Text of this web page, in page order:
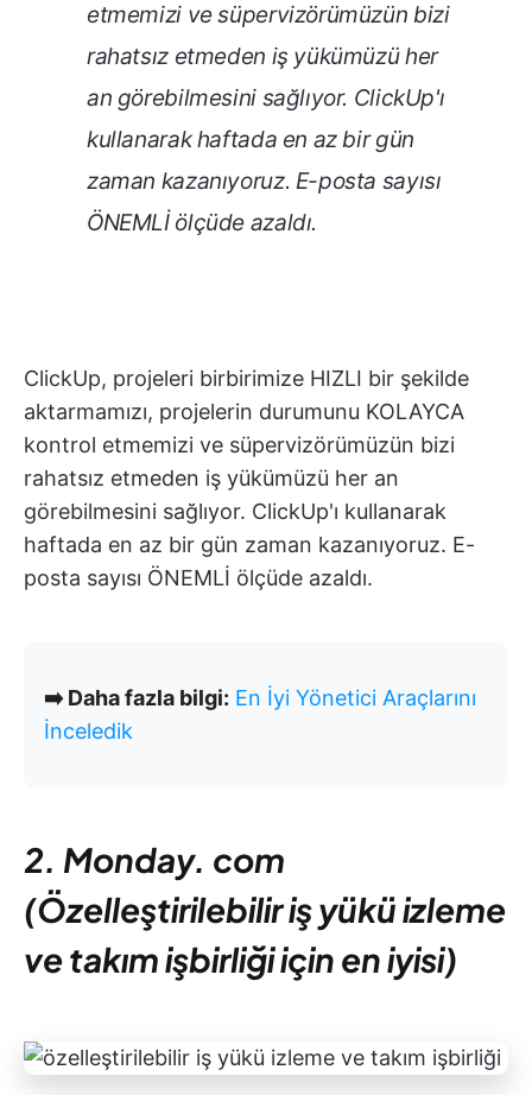
etmemizi ve süpervizörümüzün bizi
rahatsız etmeden iş yükümüzü her
an görebilmesini sağlıyor. ClickUp'ı
kullanarak haftada en az bir gün
zaman kazanıyoruz. E-posta sayısı
ÖNEMLİ ölçüde azaldı.
ClickUp, projeleri birbirimize HIZLI bir şekilde
aktarmamızı, projelerin durumunu KOLAYCA
kontrol etmemizi ve süpervizörümüzün bizi
rahatsız etmeden iş yükümüzü her an
görebilmesini sağlıyor. ClickUp'ı kullanarak
haftada en az bir gün zaman kazanıyoruz. E-
posta sayısı ÖNEMLİ ölçüde azaldı.
➡️ Daha fazla bilgi: En İyi Yönetici Araçlarını
İnceledik
2. Monday. com
(Özelleştirilebilir iş yükü izleme
ve takım işbirliği için en iyisi)